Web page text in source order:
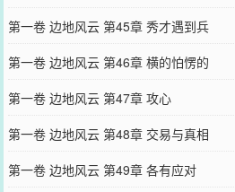
第一卷 边地风云 第45章 秀才遇到兵
第一卷 边地风云 第46章 横的怕愣的
第一卷 边地风云 第47章 攻心
第一卷 边地风云 第48章 交易与真相
第一卷 边地风云 第49章 各有应对